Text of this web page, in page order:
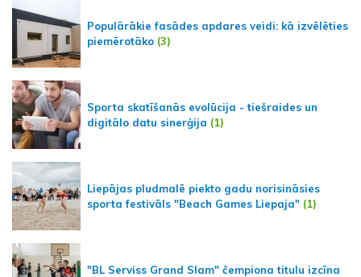
Populārākie fasādes apdares veidi: kā izvēlēties
piemērotāko (3)
Sporta skatīšanās evolūcija - tiešraides un
digitālo datu sinerģija (1)
Liepājas pludmalē piekto gadu norisināsies
sporta festivāls "Beach Games Liepaja" (1)
"BL Serviss Grand Slam" čempiona titulu izcīna